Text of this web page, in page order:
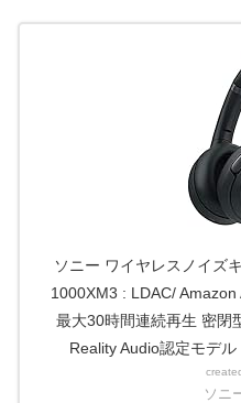
ソニー ワイヤレスノイズ
1000XM3 : LDAC/
最大30時間連続再生 密閉
Reality Audio認定モデ
ソニ